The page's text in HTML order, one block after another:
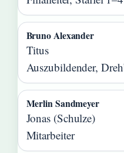
Bruno Alexander
Titus
Auszubildender,
Merlin Sandmeyer
Jonas (Schulze)
Mitarbeiter